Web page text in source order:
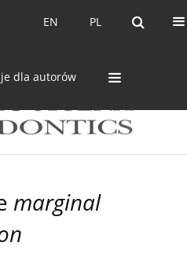
PL
EN PL
EN
dla autorów
marginal